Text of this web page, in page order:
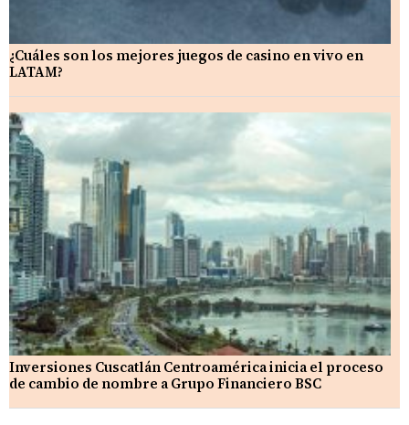
¿Cuáles son los mejores juegos de casino en vivo en
LATAM?
Inversiones Cuscatlán Centroamérica inicia el proceso
de cambio de nombre a Grupo Financiero BSC